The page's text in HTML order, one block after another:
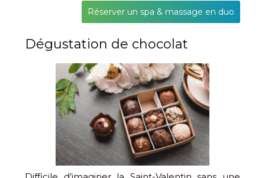
Réserver un spa & massage en duo
Dégustation de chocolat